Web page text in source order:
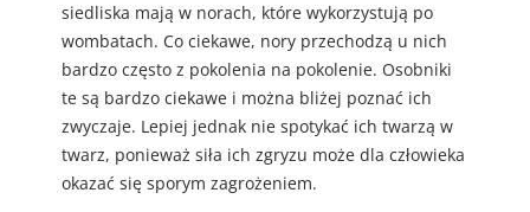
siedliska mają w norach, które wykorzystują po
wombatach. Co ciekawe, nory przechodzą u nich
bardzo często z pokolenia na pokolenie. Osobniki
te są bardzo ciekawe i można bliżej poznać ich
zwyczaje. Lepiej jednak nie spotykać ich twarzą w
twarz, ponieważ siła ich zgryzu może dla człowieka
okazać się sporym zagrożeniem.